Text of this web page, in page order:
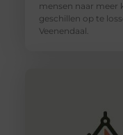
mensen naar meer
geschillen op te
Veenendaal.